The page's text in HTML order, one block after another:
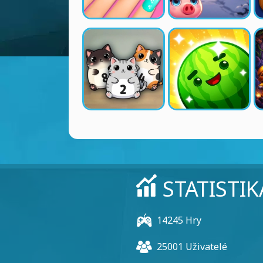
14245 Hry
25001 Uživatelé